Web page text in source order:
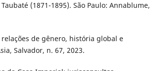
(1871-1895). São Paulo: Annablume,
relações de gênero, história global e
Salvador, n. 67, 2023.